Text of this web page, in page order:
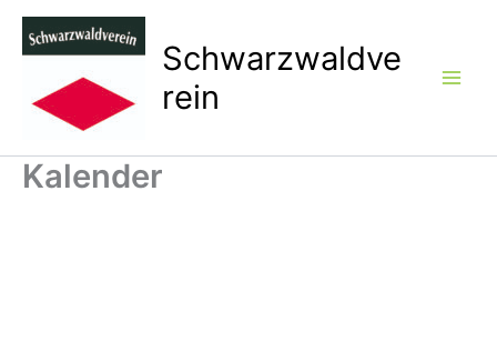
Zum
Inhalt
Schwarzwaldve
rein
Kalender